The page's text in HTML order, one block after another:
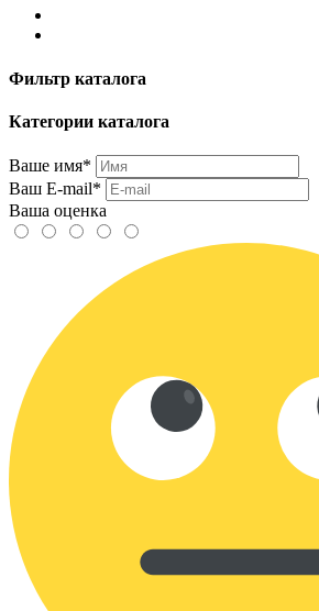
Фильтр каталога
Категории каталога
Ваше имя*
Ваш E-mail*
Ваша оценка